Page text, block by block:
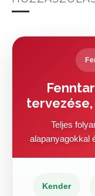
Teljes
alapanyagokkal
Kender